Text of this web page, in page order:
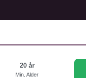
20 år
Min. Alder